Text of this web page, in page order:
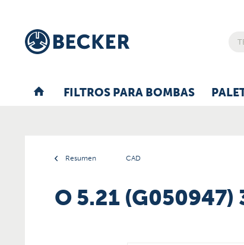
FILTROS PARA BOMBAS
Resumen CAD
O 5.21 (G050947)